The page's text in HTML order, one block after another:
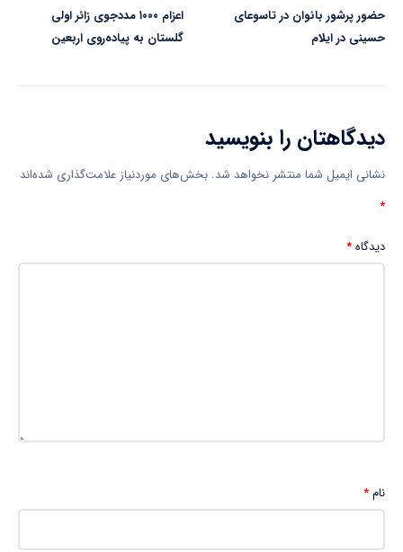
حضور پرشور بانوان در تاسوعای
حسینی در ایلام
اعزام ۱۰۰۰ مددجوی زائر اولی
گلستان به پیاده‌روی اربعین
دیدگاهتان را بنویسید
نشانی ایمیل شما منتشر نخواهد شد. بخش‌های موردنیاز علامت‌گذاری شده‌اند
*
دیدگاه*
نام*